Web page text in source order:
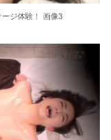
い
ドＭ女
ジ体験！ 画像3